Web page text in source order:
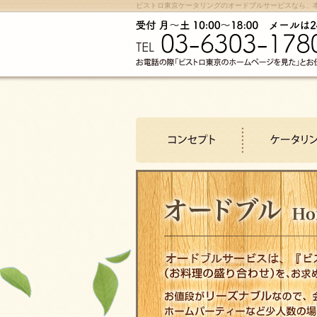
ビストロ東京ケータリングのオードブルサービスなら